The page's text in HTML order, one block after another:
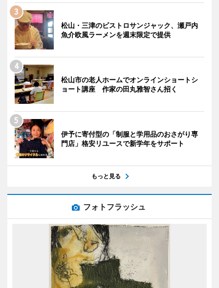
松山・三津のビストロサンジャック、瀬戸内
魚介欧風ラーメンを週末限定で提供
松山市の老人ホームでオンラインショートシ
ョート講座 作家の田丸雅智さん招く
伊予に寄付型の「制服と学用品のおさがり専
門店」格安リユースで新学年をサポート
もっと見る
フォトフラッシュ